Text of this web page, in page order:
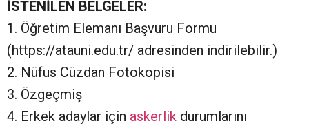
İSTENİLEN BELGELER:
1. Öğretim Elemanı Başvuru Formu
(https://atauni.edu.tr/ adresinden indirilebilir.)
2. Nüfus Cüzdan Fotokopisi
3. Özgeçmiş
4. Erkek adaylar için askerlik durumlarını